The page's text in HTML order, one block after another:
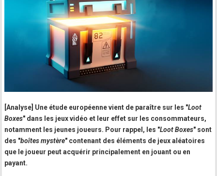
[Analyse] Une étude européenne vient de paraître sur les "Loot
Boxes" dans les jeux vidéo et leur effet sur les consommateurs,
notamment les jeunes joueurs. Pour rappel, les "Loot Boxes" sont
des "boîtes mystère" contenant des éléments de jeux aléatoires
que le joueur peut acquérir principalement en jouant ou en
payant.